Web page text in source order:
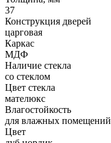
37
Конструкция дверей
царговая
Каркас
МДФ
Наличие стекла
со стеклом
Цвет стекла
мателюкс
Влагостойкость
для влажных помещений
Цвет